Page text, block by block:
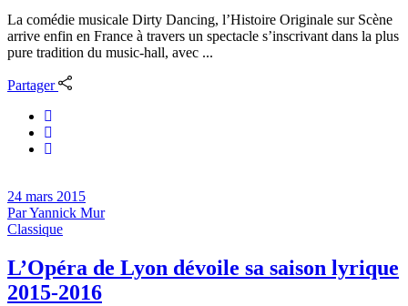
La comédie musicale Dirty Dancing, l’Histoire Originale sur Scène
arrive enfin en France à travers un spectacle s’inscrivant dans la plus
pure tradition du music-hall, avec ...
Partager
24 mars 2015
ParYannick Mur
Classique
L’Opéra de Lyon dévoile sa saison lyrique
2015-2016